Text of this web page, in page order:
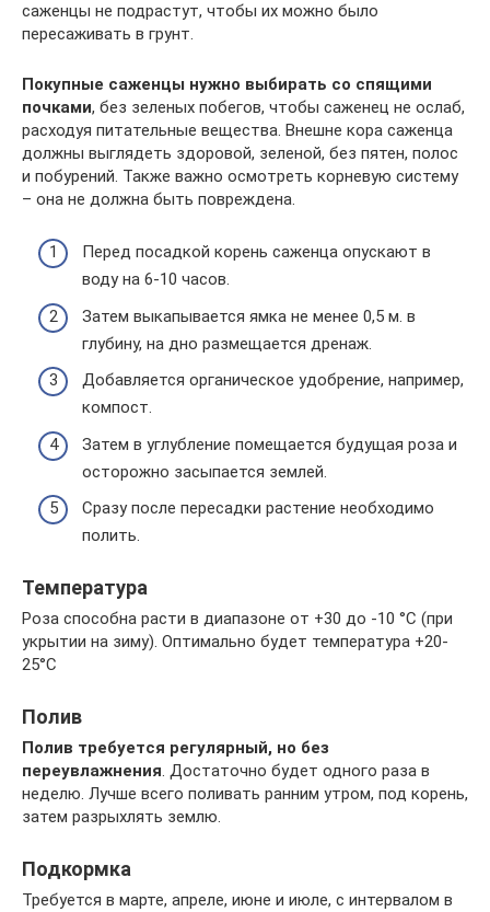
саженцы не подрастут, чтобы их можно было
пересаживать в грунт.
Покупные саженцы нужно выбирать со спящими
почками, без зеленых побегов, чтобы саженец не ослаб,
расходуя питательные вещества. Внешне кора саженца
должны выглядеть здоровой, зеленой, без пятен, полос
и побурений. Также важно осмотреть корневую систему
– она не должна быть повреждена.
Перед посадкой корень саженца опускают в
воду на 6-10 часов.
Затем выкапывается ямка не менее 0,5 м. в
глубину, на дно размещается дренаж.
Добавляется органическое удобрение, например,
компост.
Затем в углубление помещается будущая роза и
осторожно засыпается землей.
Сразу после пересадки растение необходимо
полить.
Температура
Роза способна расти в диапазоне от +30 до -10 °С (при
укрытии на зиму). Оптимально будет температура +20-
25°С
Полив
Полив требуется регулярный, но без
переувлажнения. Достаточно будет одного раза в
неделю. Лучше всего поливать ранним утром, под корень,
затем разрыхлять землю.
Подкормка
Требуется в марте, апреле, июне и июле, с интервалом в